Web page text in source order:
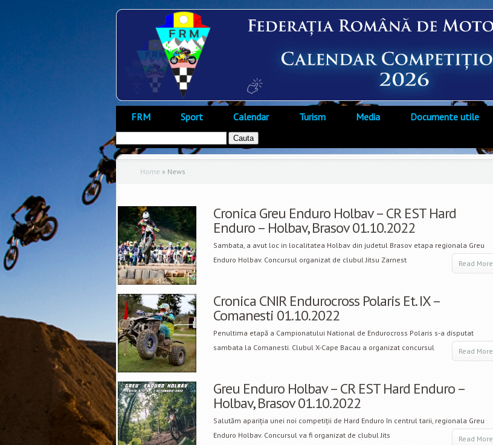
FRM Sport Calendar Turism Media Documente utile
Home » News
Cronica Greu Enduro Holbav – CR EST Hard
Enduro – Holbav, Brasov 01.10.2022
Sambata, a avut loc in localitatea Holbav din judetul Brasov etapa regionala Greu
Enduro Holbav. Concursul organizat de clubul Jitsu Zarnest
Read More
Cronica CNIR Endurocross Polaris Et. IX –
Comanesti 01.10.2022
Penultima etapă a Campionatului National de Endurocross Polaris s-a disputat
sambata la Comanesti. Clubul X-Cape Bacau a organizat concursul
Read More
Greu Enduro Holbav – CR EST Hard Enduro –
Holbav, Brasov 01.10.2022
Salutăm apariția unei noi competiții de Hard Enduro în centrul tarii, regionala Greu
Enduro Holbav. Concursul va fi organizat de clubul Jits
Read More